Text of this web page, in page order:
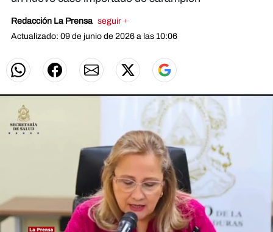
Redacción La Prensa seguir +
Actualizado: 09 de junio de 2026 a las 10:06